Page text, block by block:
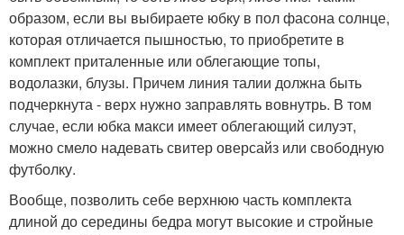
образом, если вы выбираете юбку в пол фасона солнце,
которая отличается пышностью, то приобретите в
комплект приталенные или облегающие топы,
водолазки, блузы. Причем линия талии должна быть
подчеркнута - верх нужно заправлять вовнутрь. В том
случае, если юбка макси имеет облегающий силуэт,
можно смело надевать свитер оверсайз или свободную
футболку.
Вообще, позволить себе верхнюю часть комплекта
длиной до середины бедра могут высокие и стройные